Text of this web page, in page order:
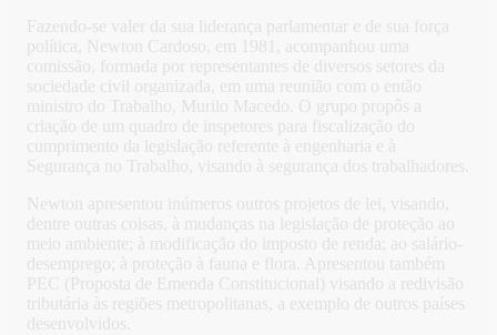
Fazendo-se valer da sua liderança parlamentar e de sua força
política, Newton Cardoso, em 1981, acompanhou uma
comissão, formada por representantes de diversos setores da
sociedade civil organizada, em uma reunião com o então
ministro do Trabalho, Murilo Macedo. O grupo propôs a
criação de um quadro de inspetores para fiscalização do
cumprimento da legislação referente à engenharia e à
Segurança no Trabalho, visando à segurança dos trabalhadores.
Newton apresentou inúmeros outros projetos de lei, visando,
dentre outras coisas, à mudanças na legislação de proteção ao
meio ambiente; à modificação do imposto de renda; ao salário-
desemprego; à proteção à fauna e flora. Apresentou também
PEC (Proposta de Emenda Constitucional) visando a redivisão
tributária às regiões metropolitanas, a exemplo de outros países
desenvolvidos.